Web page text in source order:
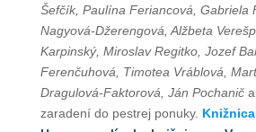
Šefčík, Paulína Feriancová, Gabriela
Nagyová-Džerengová, Alžbeta
Karpinský, Miroslav Regitko, Jozef
Ferenčuhová, Timotea Vráblová,
Dragulová-Faktorová, Ján Pochaniča
zaradení do pestrej ponuky. Knižnica